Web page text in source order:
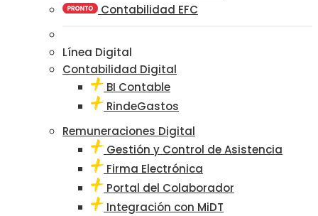
Contabilidad EFC
Línea Digital
Contabilidad Digital
BI Contable
RindeGastos
Remuneraciones Digital
Gestión y Control de Asistencia
Firma Electrónica
Portal del Colaborador
Integración con MiDT